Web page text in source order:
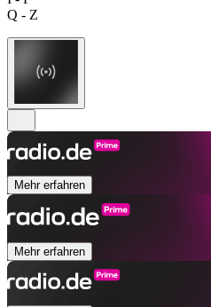
Q - Z
Mehr erfahren
Mehr erfahren